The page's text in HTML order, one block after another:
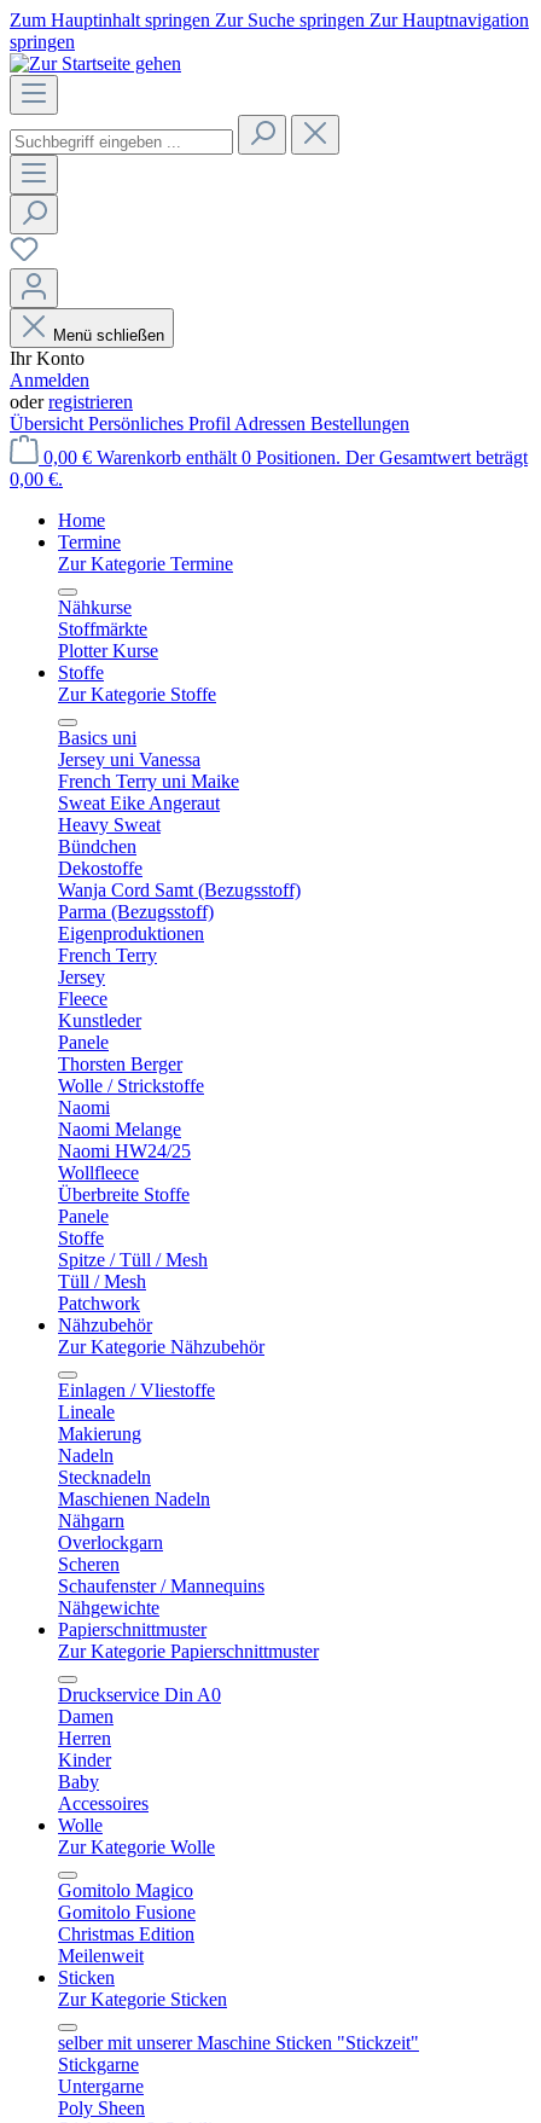
Zum Hauptinhalt springen Zur Suche springen Zur Hauptnavigation
springen
Menü schließen
Ihr Konto
Anmelden
oderregistrieren
Übersicht Persönliches Profil Adressen Bestellungen
0,00 € Warenkorb enthält 0 Positionen. Der Gesamtwert beträgt
0,00 €.
Home
Termine
Zur Kategorie Termine
Nähkurse
Stoffmärkte
Plotter Kurse
Stoffe
Zur Kategorie Stoffe
Basics uni
Jersey uni Vanessa
French Terry uni Maike
Sweat Eike Angeraut
Heavy Sweat
Bündchen
Dekostoffe
Wanja Cord Samt (Bezugsstoff)
Parma (Bezugsstoff)
Eigenproduktionen
French Terry
Jersey
Fleece
Kunstleder
Panele
Thorsten Berger
Wolle / Strickstoffe
Naomi
Naomi Melange
Naomi HW24/25
Wollfleece
Überbreite Stoffe
Panele
Stoffe
Spitze / Tüll / Mesh
Tüll / Mesh
Patchwork
Nähzubehör
Zur Kategorie Nähzubehör
Einlagen / Vliestoffe
Lineale
Makierung
Nadeln
Stecknadeln
Maschienen Nadeln
Nähgarn
Overlockgarn
Scheren
Schaufenster / Mannequins
Nähgewichte
Papierschnittmuster
Zur Kategorie Papierschnittmuster
Druckservice Din A0
Damen
Herren
Kinder
Baby
Accessoires
Wolle
Zur Kategorie Wolle
Gomitolo Magico
Gomitolo Fusione
Christmas Edition
Meilenweit
Sticken
Zur Kategorie Sticken
selber mit unserer Maschine Sticken "Stickzeit"
Stickgarne
Untergarne
Poly Sheen